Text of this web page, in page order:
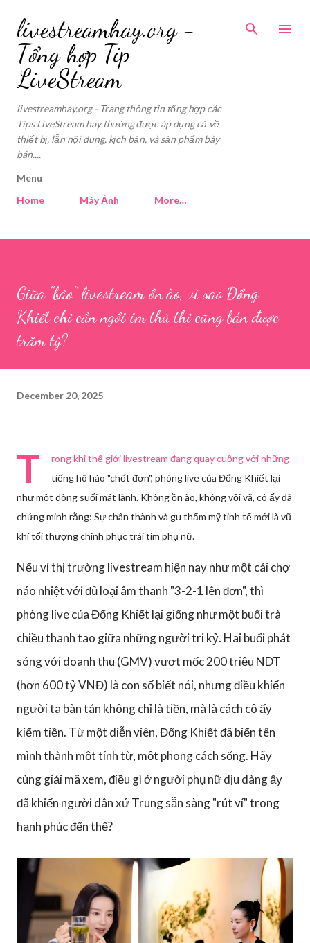
Skip to main content
livestreamhay.org -
Tổng hợp Tip
LiveStream
livestreamhay.org - Trang thông tin tổng hợp các
Tips LiveStream hay thường được áp dụng cả về
thiết bị, lẫn nội dung, kịch bản, và sản phẩm bày
bán....
Menu
Home
Máy Ảnh More…
Giữa "bão" livestream ồn ào, vì sao Đổng
Khiết chỉ cần ngồi im thủ thỉ cũng bán được
trăm tỷ?
December 20, 2025
T
rong khi thế giới livestream đang quay cuồng với những
tiếng hô hào "chốt đơn", phòng live của Đổng Khiết lại
như một dòng suối mát lành. Không ồn ào, không vội vã, cô ấy đã
chứng minh rằng: Sự chân thành và gu thẩm mỹ tinh tế mới là vũ
khí tối thượng chinh phục trái tim phụ nữ.
Nếu ví thị trường livestream hiện nay như một cái chợ
náo nhiệt với đủ loại âm thanh "3-2-1 lên đơn", thì
phòng live của Đổng Khiết lại giống như một buổi trà
chiều thanh tao giữa những người tri kỷ. Hai buổi phát
sóng với doanh thu (GMV) vượt mốc 200 triệu NDT
(hơn 600 tỷ VNĐ) là con số biết nói, nhưng điều khiến
người ta bàn tán không chỉ là tiền, mà là cách cô ấy
kiếm tiền. Từ một diễn viên, Đổng Khiết đã biến tên
mình thành một tính từ, một phong cách sống. Hãy
cùng giải mã xem, điều gì ở người phụ nữ dịu dàng ấy
đã khiến người dân xứ Trung sẵn sàng "rút ví" trong
hạnh phúc đến thế?